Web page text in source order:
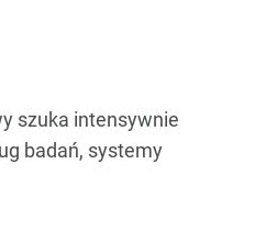
szuka intensywnie
badań, systemy